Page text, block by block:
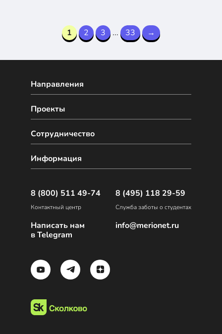
1 2 3 ... 33 →
Направления
Сотрудничество
Проекты
Информация
8 (800) 511 49-74
Контактный центр
Написать нам
в Telegram
8 (495) 118 29-59
Служба заботы о студентах
info@merionet.ru